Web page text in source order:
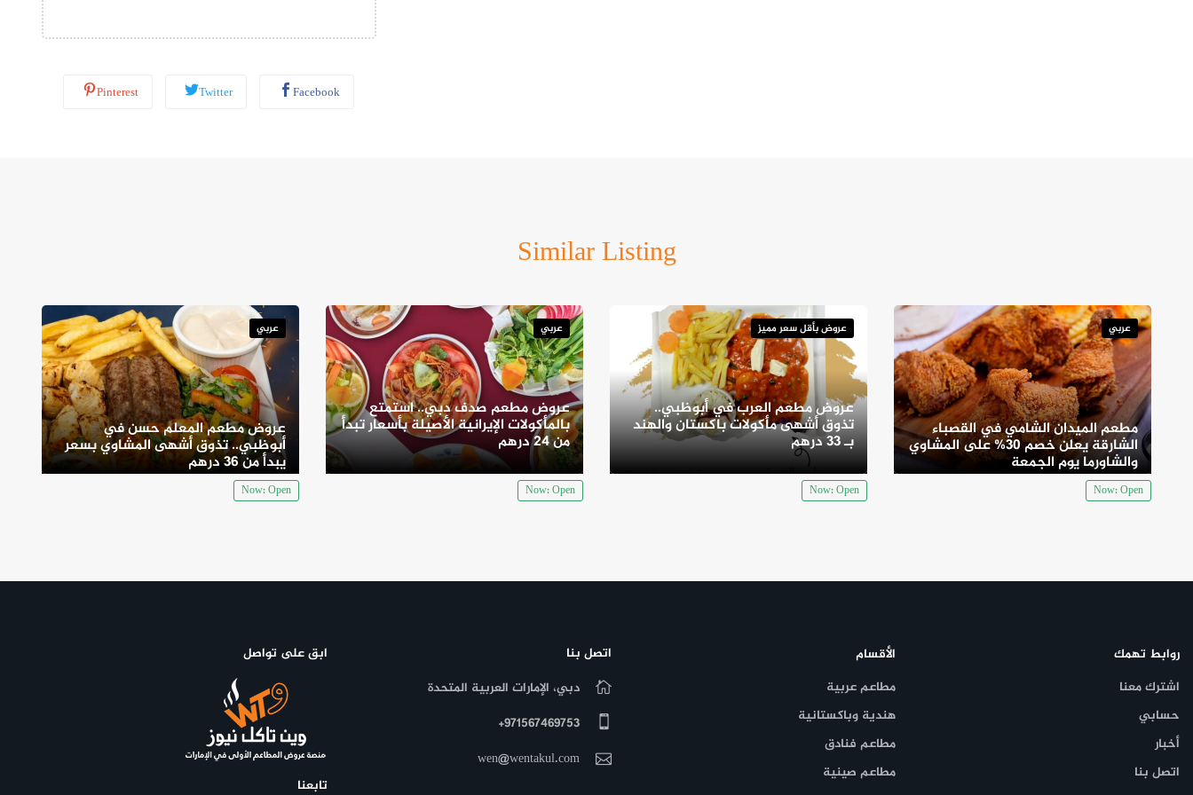
Facebook
Twitter
Pinterest
Similar Listing
عربي
مطعم الميدان الشامي في القصباء
الشارقة يعلن خصم 30% على المشاوي
والشاورما يوم الجمعة
Now: Open
عروض بأقل سعر مميز
عروض مطعم العرب في أبوظبي..
تذوق أشهى مأكولات باكستان والهند
بـ 33 درهم
Now: Open
عربي
عروض مطعم صدف دبي.. استمتع
بالمأكولات الإيرانية الأصيلة بأسعار تبدأ
من 24 درهم
Now: Open
عربي
عروض مطعم المعلم حسن في
أبوظبي.. تذوق أشهى المشاوي بسعر
يبدأ من 36 درهم
Now: Open
روابط تهمك
اشترك معنا
حسابي
أخبار
اتصل بنا
الأقسام
مطاعم عربية
هندية وباكستانية
مطاعم فنادق
مطاعم صينية
اتصل بنا
دبي، الإمارات العربية المتحدة
971567469753+
wen@wentakul.com
ابق على تواصل
تابعنا